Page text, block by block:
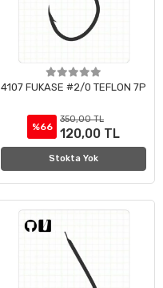
4107 FUKASE #2/0 TEFLON 7P
%66
350,00 TL
120,00 TL
Stokta Yok